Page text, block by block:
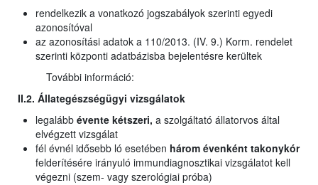
rendelkezik a vonatkozó jogszabályok szerinti egyedi
azonosítóval
az azonosítási adatok a 110/2013. (IV. 9.) Korm. rendelet
szerinti központi adatbázisba bejelentésre kerültek
További információ:
II.2. Állategészségügyi vizsgálatok
legalább évente kétszeri, a szolgáltató állatorvos által
elvégzett vizsgálat
fél évnél idősebb ló esetében három évenként takonykór
felderítésére irányuló immundiagnosztikai vizsgálatot kell
végezni (szem- vagy szerológiai próba)